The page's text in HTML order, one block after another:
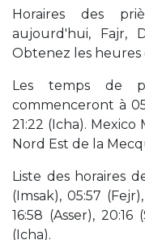
Horaires des
aujourd'hui, Fajr,
Obtenez les heures
Les temps de
commenceront à
21:22 (Icha).
Nord Est de la
Liste des horaires
(Imsak), 05:57
16:58 (Asser), 20:16
(Icha).